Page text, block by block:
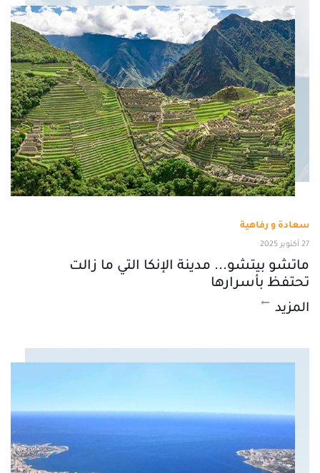
سعادة و رفاهية
27 أكتوبر 2025
ماتشو بيتشو... مدينة الإنكا التي ما زالت
تحتفظ بأسرارها
المزيد